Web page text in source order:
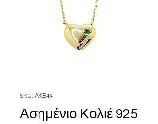
SKU: ΑΚΕ44
Ασημένιο Κολιέ 925